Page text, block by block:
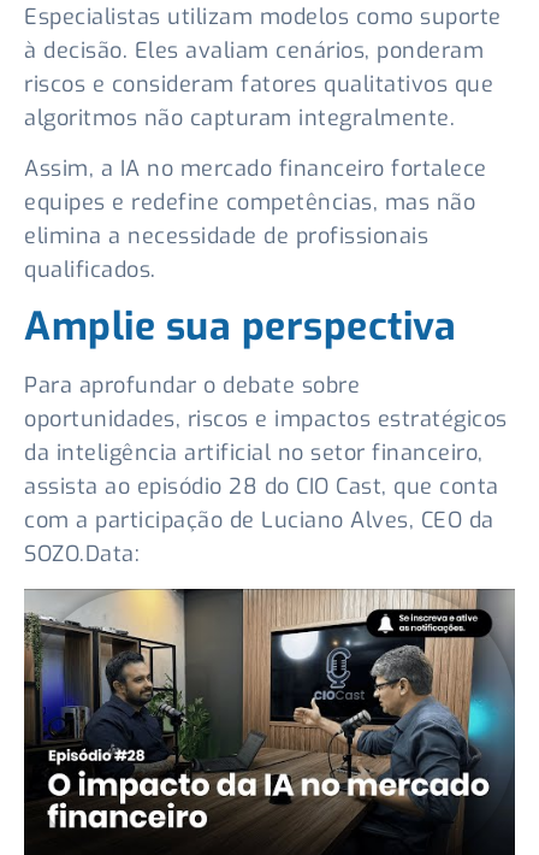
Especialistas utilizam modelos como suporte
à decisão. Eles avaliam cenários, ponderam
riscos e consideram fatores qualitativos que
algoritmos não capturam integralmente.
Assim, a IA no mercado financeiro fortalece
equipes e redefine competências, mas não
elimina a necessidade de profissionais
qualificados.
Amplie sua perspectiva
Para aprofundar o debate sobre
oportunidades, riscos e impactos estratégicos
da inteligência artificial no setor financeiro,
assista ao episódio 28 do CIO Cast, que conta
com a participação de Luciano Alves, CEO da
SOZO.Data: